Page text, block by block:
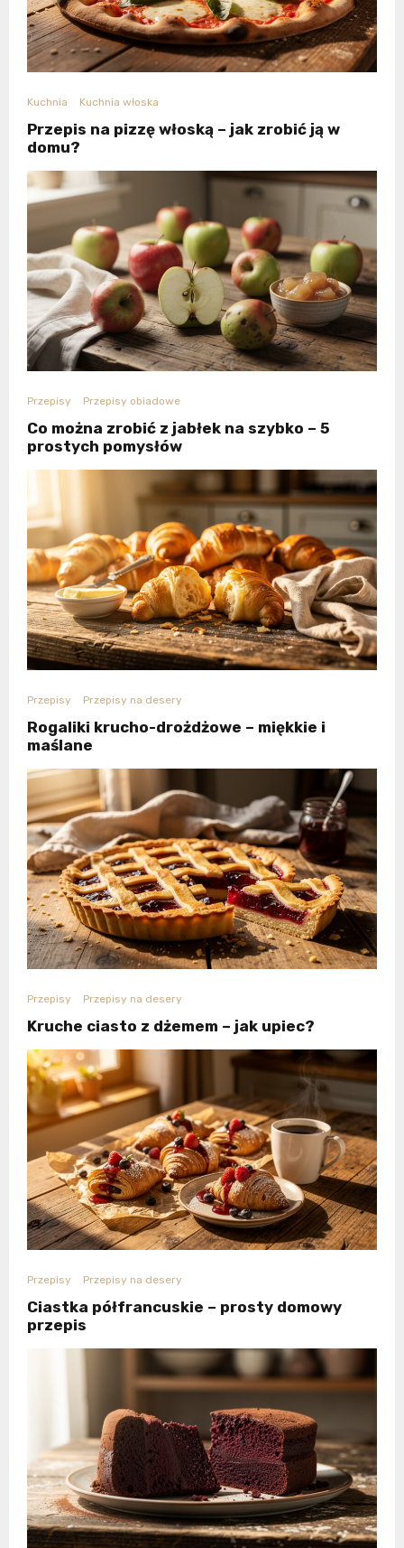
Kuchnia Kuchnia włoska
Przepis na pizzę włoską – jak zrobić ją w
domu?
Przepisy Przepisy obiadowe
Co można zrobić z jabłek na szybko – 5
prostych pomysłów
Przepisy Przepisy na desery
Rogaliki krucho-drożdżowe – miękkie i
maślane
Przepisy Przepisy na desery
Kruche ciasto z dżemem – jak upiec?
Przepisy Przepisy na desery
Ciastka półfrancuskie – prosty domowy
przepis